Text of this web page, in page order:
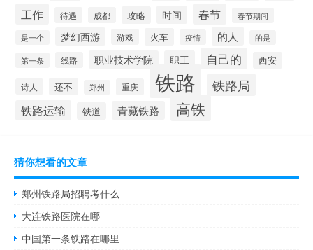
工作 待遇 成都 攻略 时间 春节 春节期间
是一个 梦幻西游 游戏 火车 疫情 的人 的是
第一条 线路 职业技术学院 职工 自己的 西安
诗人 还不 郑州 重庆 铁路 铁路局
铁路运输 铁道 青藏铁路 高铁
猜你想看的文章
郑州铁路局招聘考什么
大连铁路医院在哪
中国第一条铁路在哪里